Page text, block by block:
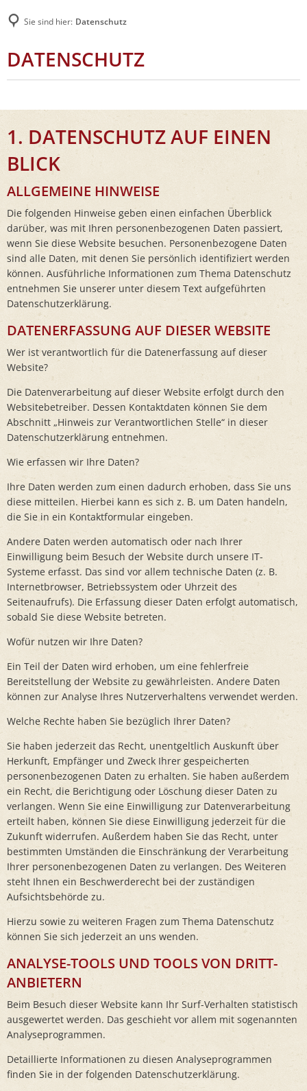
Sie sind hier: Datenschutz
DATENSCHUTZ
1. DATENSCHUTZ AUF EINEN
BLICK
ALLGEMEINE HINWEISE
Die folgenden Hinweise geben einen einfachen Überblick
darüber, was mit Ihren personenbezogenen Daten passiert,
wenn Sie diese Website besuchen. Personenbezogene Daten
sind alle Daten, mit denen Sie persönlich identifiziert werden
können. Ausführliche Informationen zum Thema Datenschutz
entnehmen Sie unserer unter diesem Text aufgeführten
Datenschutzerklärung.
DATENERFASSUNG AUF DIESER WEBSITE
Wer ist verantwortlich für die Datenerfassung auf dieser
Website?
Die Datenverarbeitung auf dieser Website erfolgt durch den
Websitebetreiber. Dessen Kontaktdaten können Sie dem
Abschnitt „Hinweis zur Verantwortlichen Stelle“ in dieser
Datenschutzerklärung entnehmen.
Wie erfassen wir Ihre Daten?
Ihre Daten werden zum einen dadurch erhoben, dass Sie uns
diese mitteilen. Hierbei kann es sich z. B. um Daten handeln,
die Sie in ein Kontaktformular eingeben.
Andere Daten werden automatisch oder nach Ihrer
Einwilligung beim Besuch der Website durch unsere IT-
Systeme erfasst. Das sind vor allem technische Daten (z. B.
Internetbrowser, Betriebssystem oder Uhrzeit des
Seitenaufrufs). Die Erfassung dieser Daten erfolgt automatisch,
sobald Sie diese Website betreten.
Wofür nutzen wir Ihre Daten?
Ein Teil der Daten wird erhoben, um eine fehlerfreie
Bereitstellung der Website zu gewährleisten. Andere Daten
können zur Analyse Ihres Nutzerverhaltens verwendet werden.
Welche Rechte haben Sie bezüglich Ihrer Daten?
Sie haben jederzeit das Recht, unentgeltlich Auskunft über
Herkunft, Empfänger und Zweck Ihrer gespeicherten
personenbezogenen Daten zu erhalten. Sie haben außerdem
ein Recht, die Berichtigung oder Löschung dieser Daten zu
verlangen. Wenn Sie eine Einwilligung zur Datenverarbeitung
erteilt haben, können Sie diese Einwilligung jederzeit für die
Zukunft widerrufen. Außerdem haben Sie das Recht, unter
bestimmten Umständen die Einschränkung der Verarbeitung
Ihrer personenbezogenen Daten zu verlangen. Des Weiteren
steht Ihnen ein Beschwerderecht bei der zuständigen
Aufsichtsbehörde zu.
Hierzu sowie zu weiteren Fragen zum Thema Datenschutz
können Sie sich jederzeit an uns wenden.
ANALYSE-TOOLS UND TOOLS VON DRITT­
ANBIETERN
Beim Besuch dieser Website kann Ihr Surf-Verhalten statistisch
ausgewertet werden. Das geschieht vor allem mit sogenannten
Analyseprogrammen.
Detaillierte Informationen zu diesen Analyseprogrammen
finden Sie in der folgenden Datenschutzerklärung.